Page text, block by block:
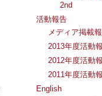
2nd
活動報告
メディア掲載
2013年度活動
2012年度活動
2011年度活動
English